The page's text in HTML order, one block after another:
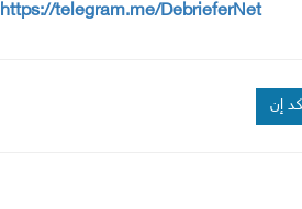
https://telegram.me/DebrieferNet
إن